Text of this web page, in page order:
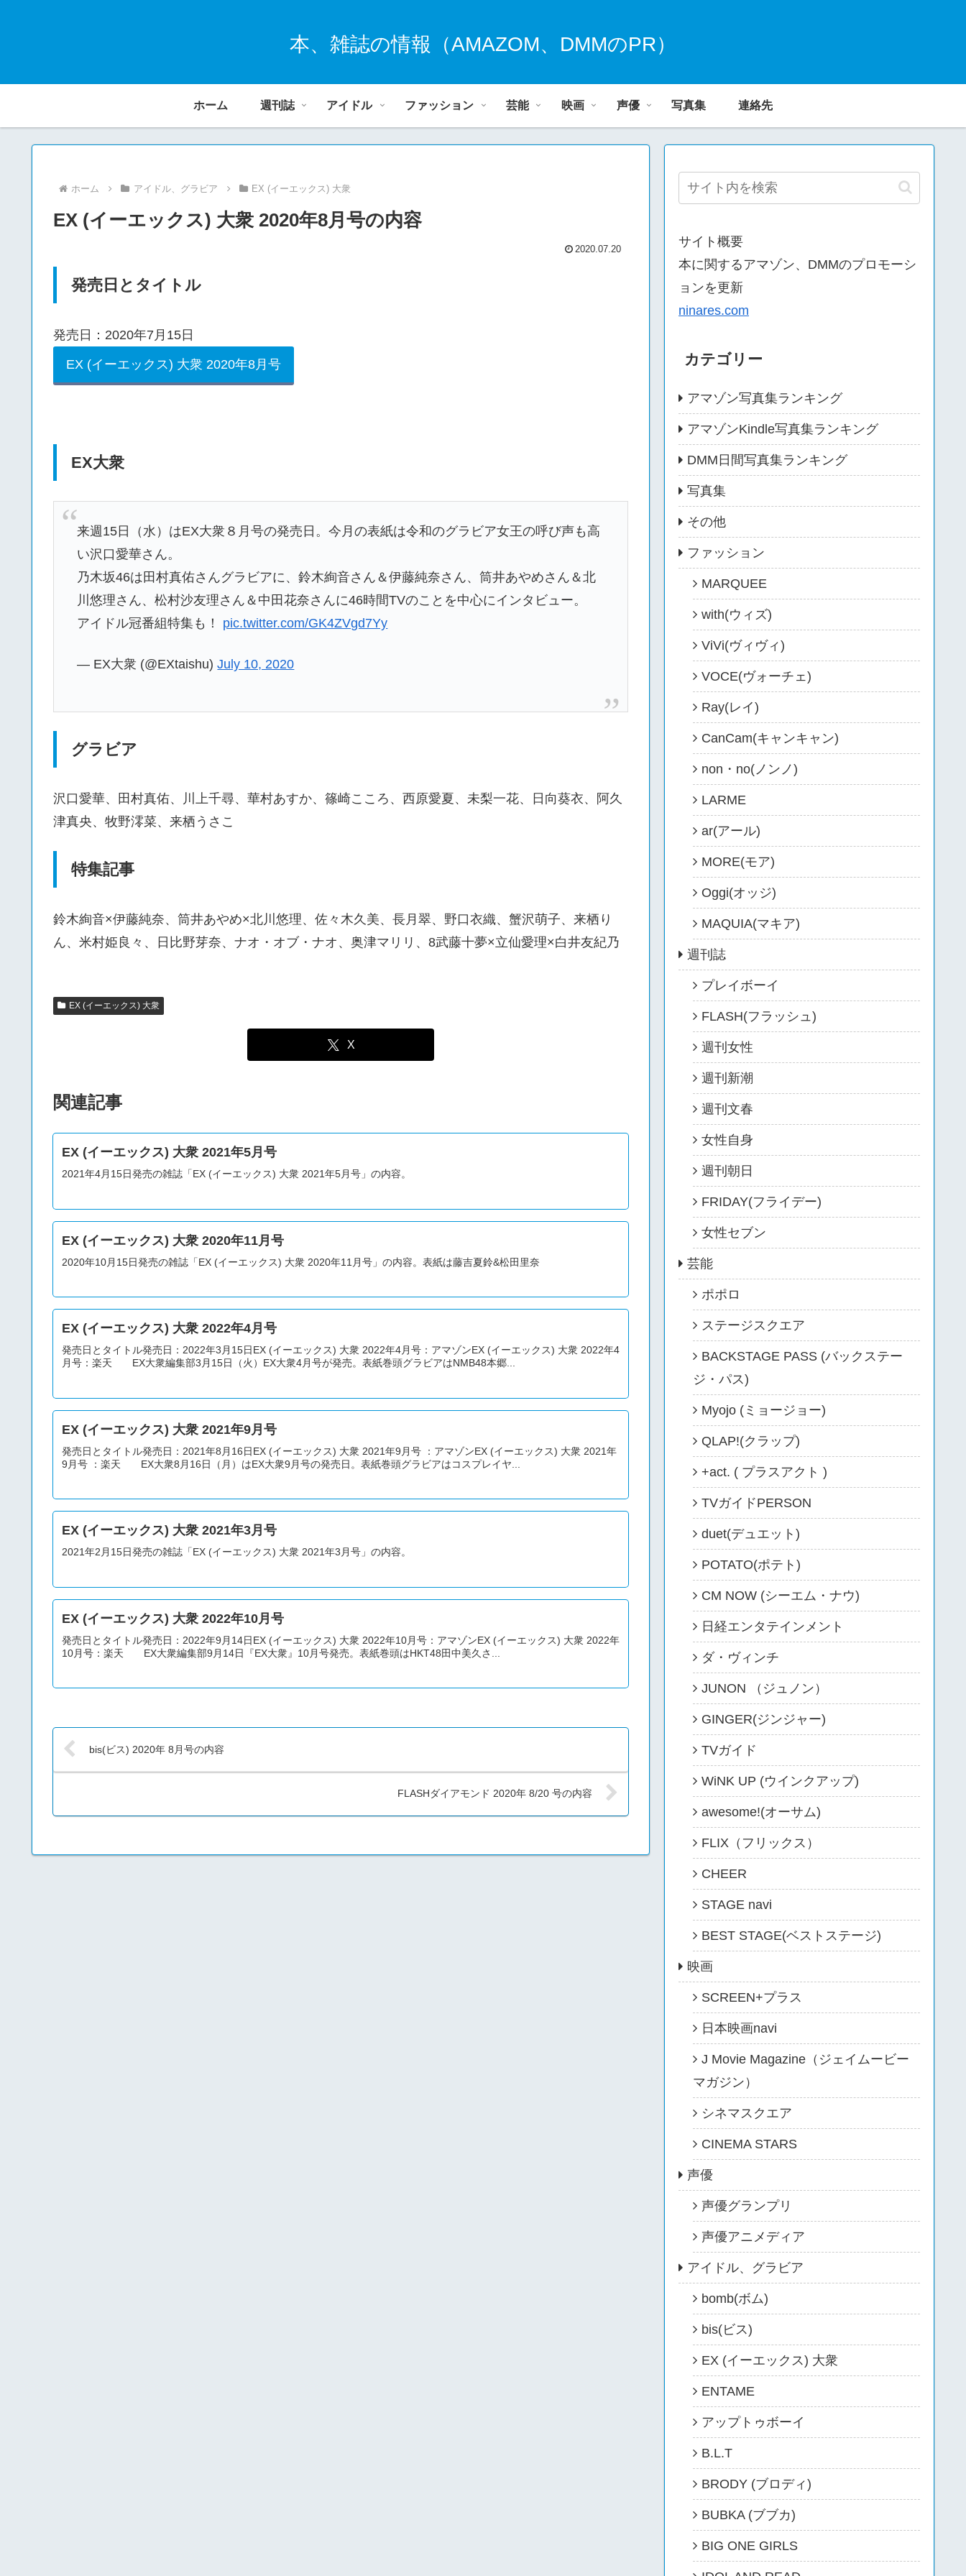
本、雑誌の情報（AMAZOM、DMMのPR）
ホーム 週刊誌 アイドル ファッション 芸能 映画 声優 写真集 連絡先
ホーム アイドル、グラビア EX (イーエックス) 大衆
EX (イーエックス) 大衆 2020年8月号の内容
2020.07.20
発売日とタイトル
発売日：2020年7月15日
EX (イーエックス) 大衆 2020年8月号
EX大衆
来週15日（水）はEX大衆８月号の発売日。今月の表紙は令和のグラビア女王の呼び声も高
い沢口愛華さん。
乃木坂46は田村真佑さんグラビアに、鈴木絢音さん＆伊藤純奈さん、筒井あやめさん＆北
川悠理さん、松村沙友理さん＆中田花奈さんに46時間TVのことを中心にインタビュー。
アイドル冠番組特集も！ pic.twitter.com/GK4ZVgd7Yy
— EX大衆 (@EXtaishu)July 10, 2020
グラビア
沢口愛華、田村真佑、川上千尋、華村あすか、篠崎こころ、西原愛夏、未梨一花、日向葵衣、阿久
津真央、牧野澪菜、来栖うさこ
特集記事
鈴木絢音×伊藤純奈、筒井あやめ×北川悠理、佐々木久美、長月翠、野口衣織、蟹沢萌子、来栖り
ん、米村姫良々、日比野芽奈、ナオ・オブ・ナオ、奥津マリリ、8武藤十夢×立仙愛理×白井友紀乃
EX (イーエックス) 大衆
X
関連記事
EX (イーエックス) 大衆 2021年5月号
2021年4月15日発売の雑誌「EX (イーエックス) 大衆 2021年5月号」の内容。
EX (イーエックス) 大衆 2020年11月号
2020年10月15日発売の雑誌「EX (イーエックス) 大衆 2020年11月号」の内容。表紙は藤吉夏鈴&松田里奈
EX (イーエックス) 大衆 2022年4月号
発売日とタイトル発売日：2022年3月15日EX (イーエックス) 大衆 2022年4月号：アマゾンEX (イーエックス) 大衆 2022年4
月号：楽天 EX大衆編集部3月15日（火）EX大衆4月号が発売。表紙巻頭グラビアはNMB48本郷...
EX (イーエックス) 大衆 2021年9月号
発売日とタイトル発売日：2021年8月16日EX (イーエックス) 大衆 2021年9月号 ：アマゾンEX (イーエックス) 大衆 2021年
9月号 ：楽天 EX大衆8月16日（月）はEX大衆9月号の発売日。表紙巻頭グラビアはコスプレイヤ...
EX (イーエックス) 大衆 2021年3月号
2021年2月15日発売の雑誌「EX (イーエックス) 大衆 2021年3月号」の内容。
EX (イーエックス) 大衆 2022年10月号
発売日とタイトル発売日：2022年9月14日EX (イーエックス) 大衆 2022年10月号：アマゾンEX (イーエックス) 大衆 2022年
10月号：楽天 EX大衆編集部9月14日『EX大衆』10月号発売。表紙巻頭はHKT48田中美久さ...
bis(ビス) 2020年 8月号の内容
FLASHダイアモンド 2020年 8/20 号の内容
サイト概要
本に関するアマゾン、DMMのプロモーシ
ョンを更新
ninares.com
カテゴリー
アマゾン写真集ランキング
アマゾンKindle写真集ランキング
DMM日間写真集ランキング
写真集
その他
ファッション
MARQUEE
with(ウィズ)
ViVi(ヴィヴィ)
VOCE(ヴォーチェ)
Ray(レイ)
CanCam(キャンキャン)
non・no(ノンノ)
LARME
ar(アール)
MORE(モア)
Oggi(オッジ)
MAQUIA(マキア)
週刊誌
プレイボーイ
FLASH(フラッシュ)
週刊女性
週刊新潮
週刊文春
女性自身
週刊朝日
FRIDAY(フライデー)
女性セブン
芸能
ポポロ
ステージスクエア
BACKSTAGE PASS (バックステー
ジ・パス)
Myojo (ミョージョー)
QLAP!(クラップ)
+act. ( プラスアクト )
TVガイドPERSON
duet(デュエット)
POTATO(ポテト)
CM NOW (シーエム・ナウ)
日経エンタテインメント
ダ・ヴィンチ
JUNON （ジュノン）
GINGER(ジンジャー)
TVガイド
WiNK UP (ウインクアップ)
awesome!(オーサム)
FLIX（フリックス）
CHEER
STAGE navi
BEST STAGE(ベストステージ)
映画
SCREEN+プラス
日本映画navi
J Movie Magazine（ジェイムービー
マガジン）
シネマスクエア
CINEMA STARS
声優
声優グランプリ
声優アニメディア
アイドル、グラビア
bomb(ボム)
bis(ビス)
EX (イーエックス) 大衆
ENTAME
アップトゥボーイ
B.L.T
BRODY (ブロディ)
BUBKA (ブブカ)
BIG ONE GIRLS